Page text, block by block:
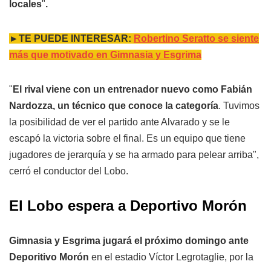
locales".
►TE PUEDE INTERESAR: Robertino Seratto se siente
más que motivado en Gimnasia y Esgrima
" El rival viene con un entrenador nuevo como Fabián
Nardozza, un técnico que conoce la categoría. Tuvimos
la posibilidad de ver el partido ante Alvarado y se le
escapó la victoria sobre el final. Es un equipo que tiene
jugadores de jerarquía y se ha armado para pelear arriba",
cerró el conductor del Lobo.
El Lobo espera a Deportivo Morón
Gimnasia y Esgrima jugará el próximo domingo ante
Deporitivo Morón en el estadio Víctor Legrotaglie, por la